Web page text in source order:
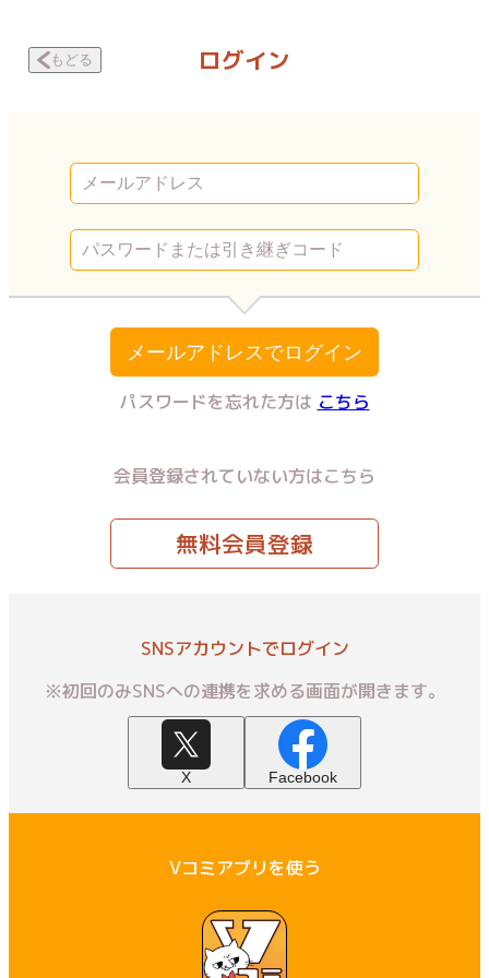
もどる ログイン
メールアドレスでログイン
パスワードを忘れた方は こちら
会員登録されていない方はこちら
無料会員登録
SNSアカウントでログイン
※初回のみSNSへの連携を求める画面が開きます。
X Facebook
Vコミアプリを使う